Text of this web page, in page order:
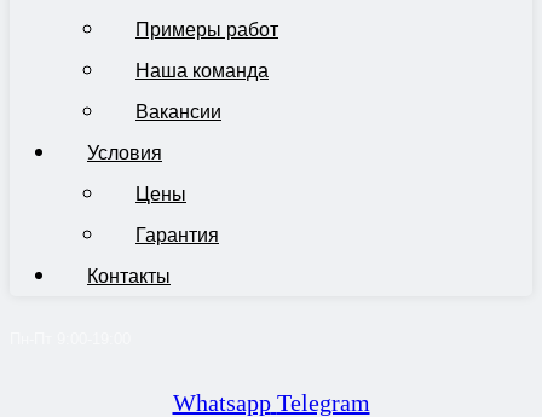
Примеры работ
Наша команда
Вакансии
Условия
Цены
Гарантия
Контакты
Whatsapp Telegram